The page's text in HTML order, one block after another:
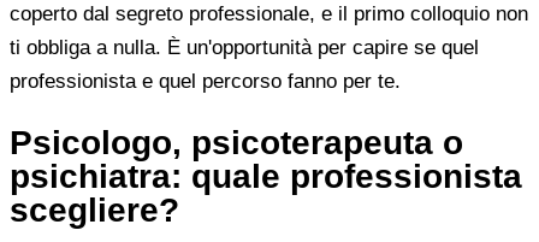
coperto dal segreto professionale, e il primo colloquio non
ti obbliga a nulla. È un'opportunità per capire se quel
professionista e quel percorso fanno per te.
Psicologo, psicoterapeuta o
psichiatra: quale professionista
scegliere?